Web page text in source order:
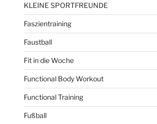
KLEINE SPORTFREUNDE
Faszientraining
Faustball
Fit in die Woche
Functional Body Workout
Functional Training
Fußball